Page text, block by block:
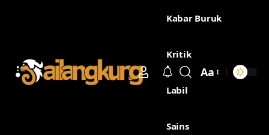
Kabar Buruk
Kritik
Labil
Sains
Aa